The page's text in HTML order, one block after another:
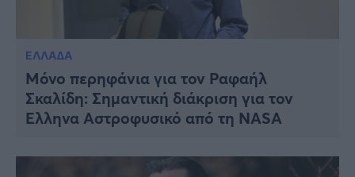
ΕΛΛΑΔΑ
Μόνο περηφάνια για τον Ραφαήλ
Σκαλίδη: Σημαντική διάκριση για τον
Έλληνα Αστροφυσικό από τη NASA